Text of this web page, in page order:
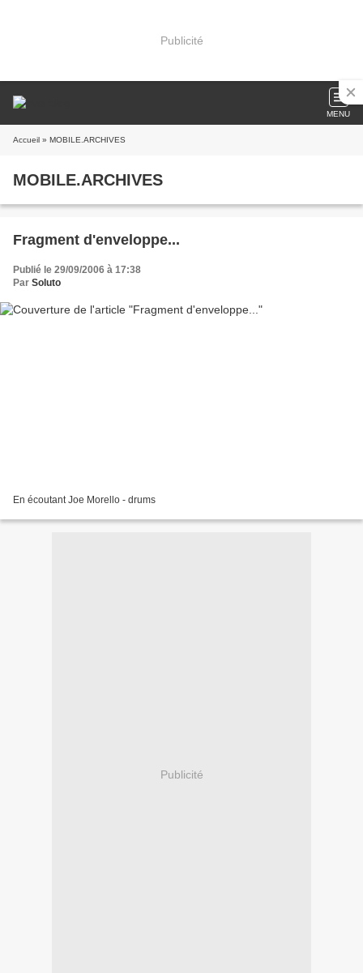
Publicité
MENU
Accueil » MOBILE.ARCHIVES
MOBILE.ARCHIVES
Fragment d'enveloppe...
Publié le 29/09/2006 à 17:38
Par Soluto
En écoutant Joe Morello - drums
Publicité